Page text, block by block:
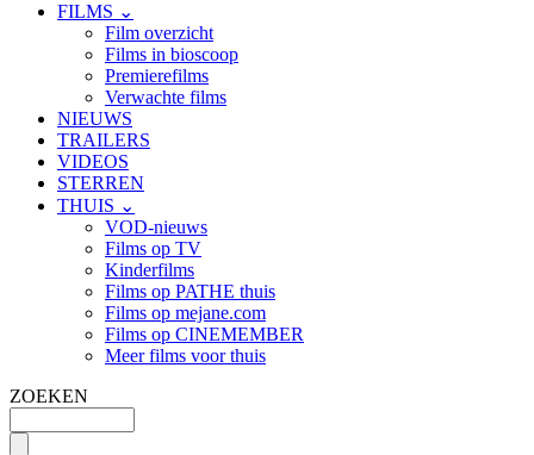
FILMS ⌄
Film overzicht
Films in bioscoop
Premierefilms
Verwachte films
NIEUWS
TRAILERS
VIDEOS
STERREN
THUIS ⌄
VOD-nieuws
Films op TV
Kinderfilms
Films op PATHE thuis
Films op mejane.com
Films op CINEMEMBER
Meer films voor thuis
ZOEKEN